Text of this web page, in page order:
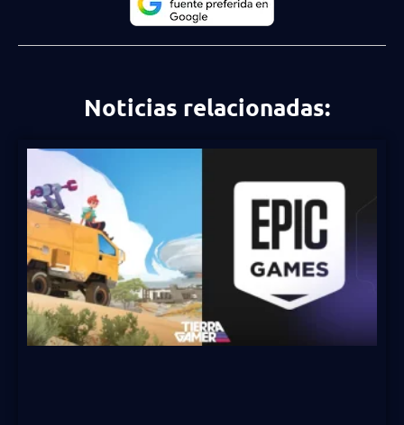
Noticias relacionadas: